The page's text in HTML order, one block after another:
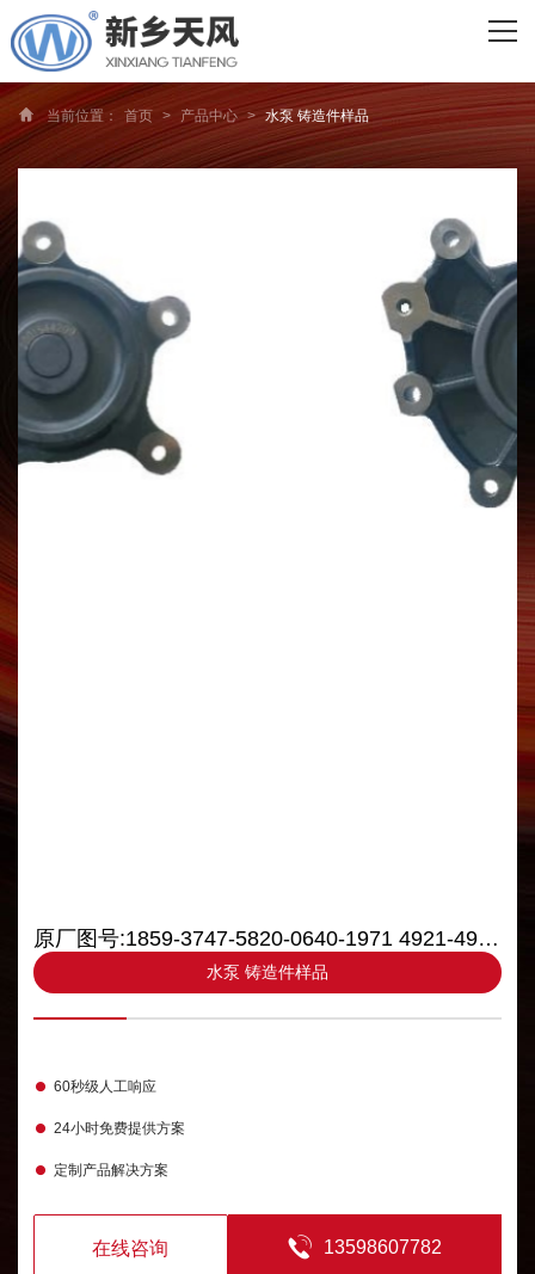
网站首页
关于我们
发货现场
资质荣誉
新闻资讯
联系我们
当前位置： 首页 > 产品中心 > 水泵 铸造件样品
原厂图号:1859-3747-5820-0640-1971 4921-4940-5058
水泵 铸造件样品
60秒级人工响应
24小时免费提供方案
定制产品解决方案
在线咨询 13598607782